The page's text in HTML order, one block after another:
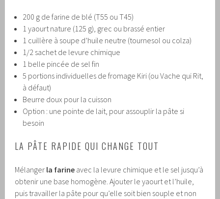
200 g de farine de blé (T55 ou T45)
1 yaourt nature (125 g), grec ou brassé entier
1 cuillère à soupe d’huile neutre (tournesol ou colza)
1/2 sachet de levure chimique
1 belle pincée de sel fin
5 portions individuelles de fromage Kiri (ou Vache qui Rit,
à défaut)
Beurre doux pour la cuisson
Option : une pointe de lait, pour assouplir la pâte si
besoin
LA PÂTE RAPIDE QUI CHANGE TOUT
Mélanger la farine avec la levure chimique et le sel jusqu’à
obtenir une base homogène. Ajouter le yaourt et l’huile,
puis travailler la pâte pour qu’elle soit bien souple et non